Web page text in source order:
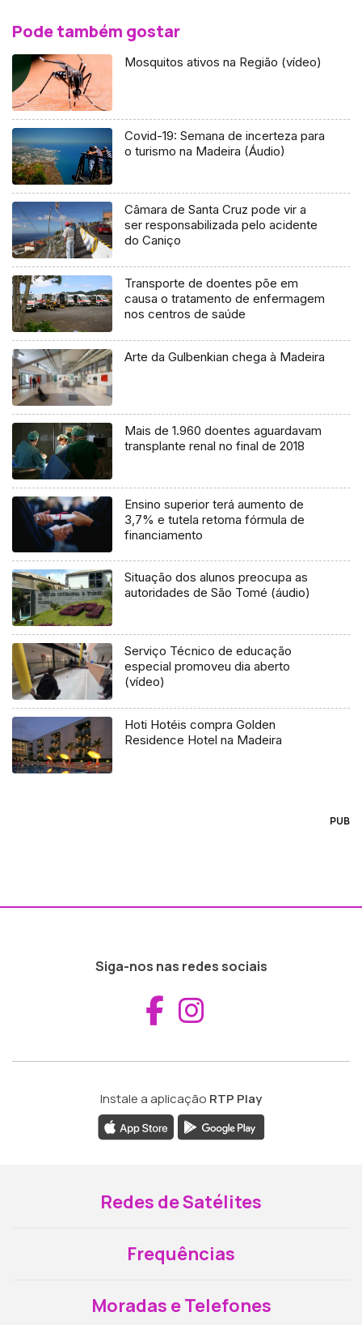
Pode também gostar
Mosquitos ativos na Região (vídeo)
Covid-19: Semana de incerteza para
o turismo na Madeira (Áudio)
Câmara de Santa Cruz pode vir a
ser responsabilizada pelo acidente
do Caniço
Transporte de doentes põe em
causa o tratamento de enfermagem
nos centros de saúde
Arte da Gulbenkian chega à Madeira
Mais de 1.960 doentes aguardavam
transplante renal no final de 2018
Ensino superior terá aumento de
3,7% e tutela retoma fórmula de
financiamento
Situação dos alunos preocupa as
autoridades de São Tomé (áudio)
Serviço Técnico de educação
especial promoveu dia aberto
(vídeo)
Hoti Hotéis compra Golden
Residence Hotel na Madeira
PUB
Siga-nos nas redes sociais
Aceder ao
Instale a aplicação RTP Play
Redes de Satélites
Frequências
Moradas e Telefones